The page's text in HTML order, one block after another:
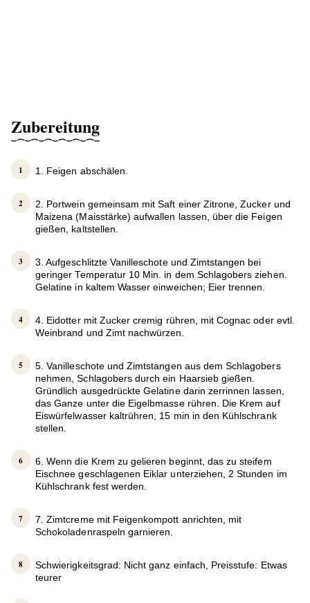
Zubereitung
1. Feigen abschälen.
2. Portwein gemeinsam mit Saft einer Zitrone, Zucker und
Maizena (Maisstärke) aufwallen lassen, über die Feigen
gießen, kaltstellen.
3. Aufgeschlitzte Vanilleschote und Zimtstangen bei
geringer Temperatur 10 Min. in dem Schlagobers ziehen.
Gelatine in kaltem Wasser einweichen; Eier trennen.
4. Eidotter mit Zucker cremig rühren, mit Cognac oder evtl.
Weinbrand und Zimt nachwürzen.
5. Vanilleschote und Zimtstangen aus dem Schlagobers
nehmen, Schlagobers durch ein Haarsieb gießen.
Gründlich ausgedrückte Gelatine darin zerrinnen lassen,
das Ganze unter die Eigelbmasse rühren. Die Krem auf
Eiswürfelwasser kaltrühren, 15 min in den Kühlschrank
stellen.
6. Wenn die Krem zu gelieren beginnt, das zu steifem
Eischnee geschlagenen Eiklar unterziehen, 2 Stunden im
Kühlschrank fest werden.
7. Zimtcreme mit Feigenkompott anrichten, mit
Schokoladenraspeln garnieren.
Schwierigkeitsgrad: Nicht ganz einfach, Preisstufe: Etwas
teurer